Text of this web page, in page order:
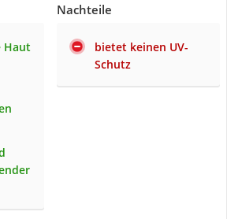
Haut
Nachteile
bietet keinen UV-
Schutz